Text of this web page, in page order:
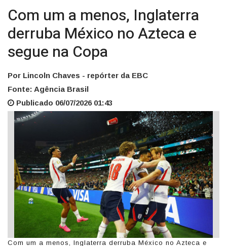
Com um a menos, Inglaterra
derruba México no Azteca e
segue na Copa
Por Lincoln Chaves - repórter da EBC
Fonte: Agência Brasil
Publicado 06/07/2026 01:43
Com um a menos, Inglaterra derruba México no Azteca e